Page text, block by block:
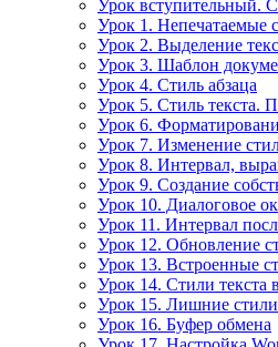
Урок вступительный.
Урок 1. Непечатаемые
Урок 2. Выделение
Урок 3. Шаблон
Урок 4. Стиль абзаца
Урок 5. Стиль текста.
Урок 6.
Урок 7. Изменение
Урок 8. Интервал,
Урок 9. Создание
Урок 10. Диалоговое
Урок 11. Интервал
Урок 12. Обновление
Урок 13. Встроенные
Урок 14. Стили текста
Урок 15. Лишние стили
Урок 16. Буфер обмена